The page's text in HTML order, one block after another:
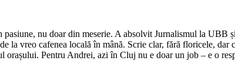
nu doar din meserie. A absolvit Jurnalismul la
la vreo cafenea locală în mână. Scrie clar, fără floricele,
Pentru Andrei, azi în Cluj nu e doar un job – e o